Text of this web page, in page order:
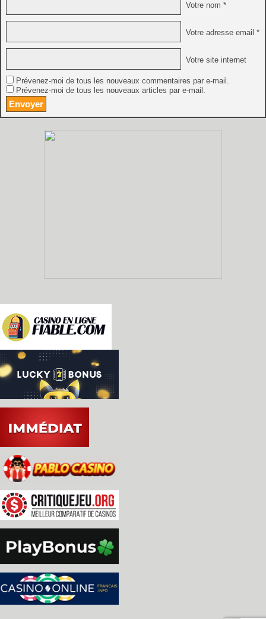
Votre nom *
Votre adresse email *
Votre site internet
Prévenez-moi de tous les nouveaux commentaires par e-mail.
Prévenez-moi de tous les nouveaux articles par e-mail.